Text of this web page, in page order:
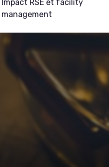
Impact RSE et facility
management